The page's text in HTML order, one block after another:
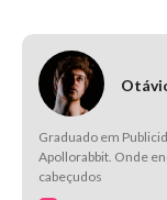
Graduado em
Apollorabbit. Onde
cabeçudos